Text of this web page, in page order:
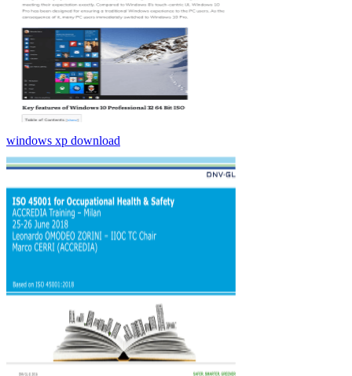
windows xp download